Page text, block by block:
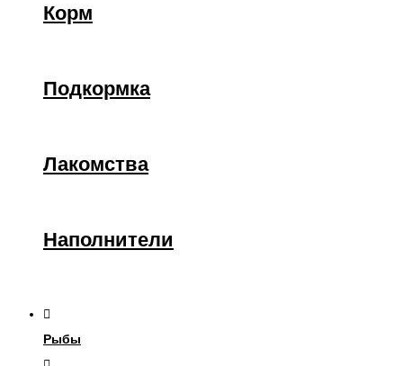
Корм
Подкормка
Лакомства
Наполнители
Рыбы